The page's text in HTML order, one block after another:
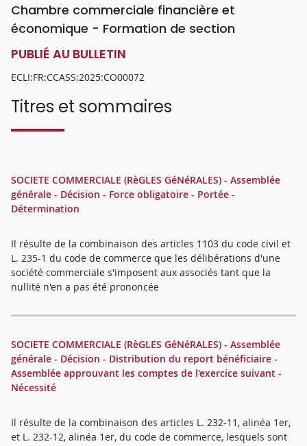
Chambre commerciale financière et
économique - Formation de section
PUBLIÉ AU BULLETIN
ECLI:FR:CCASS:2025:CO00072
Titres et sommaires
SOCIETE COMMERCIALE (RèGLES GéNéRALES) - Assemblée
générale - Décision - Force obligatoire - Portée -
Détermination
Il résulte de la combinaison des articles 1103 du code civil et
L. 235-1 du code de commerce que les délibérations d'une
société commerciale s'imposent aux associés tant que la
nullité n'en a pas été prononcée
SOCIETE COMMERCIALE (RèGLES GéNéRALES) - Assemblée
générale - Décision - Distribution du report bénéficiaire -
Assemblée approuvant les comptes de l'exercice suivant -
Nécessité
Il résulte de la combinaison des articles L. 232-11, alinéa 1er,
et L. 232-12, alinéa 1er, du code de commerce, lesquels sont